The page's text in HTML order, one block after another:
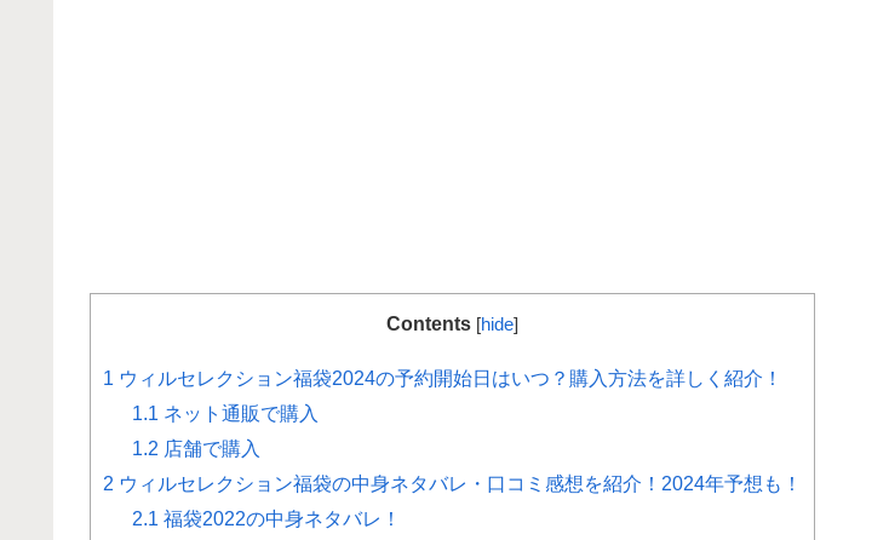
Contents [hide]
1 ウィルセレクション福袋2024の予約開始日はいつ？購入方法を詳しく紹介！
1.1 ネット通販で購入
1.2 店舗で購入
2 ウィルセレクション福袋の中身ネタバレ・口コミ感想を紹介！2024年予想も！
2.1 福袋2022の中身ネタバレ！